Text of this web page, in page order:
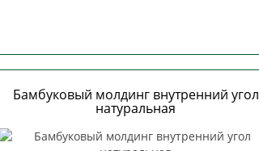
Бамбуковый молдинг внутренний угол
натуральная